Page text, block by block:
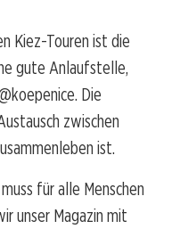
Kiez-Touren ist die
gute Anlaufstelle,
Die
zwischen
ist.
für alle Menschen
unser Magazin mit